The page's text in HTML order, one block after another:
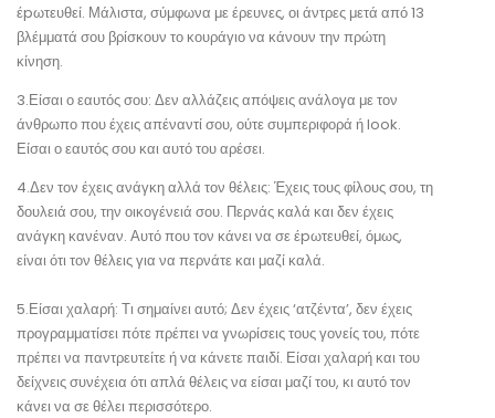
έpωτευθεί. Μάλιστα, σύμφωνα με έρευνες, οι άντρες μετά από 13
βλέμματά σου βρίσκουν το κουράγιο να κάνουν την πρώτη
κίνηση.
3.Είσαι ο εαυτός σου: Δεν αλλάζεις απόψεις ανάλογα με τον
άνθρωπο που έχεις απέναντί σου, ούτε συμπεριφορά ή look.
Είσαι ο εαυτός σου και αυτό του αρέσει.
4.Δεν τον έχεις ανάγκη αλλά τον θέλεις: Έχεις τους φίλους σου, τη
δουλειά σου, την οικογένειά σου. Περνάς καλά και δεν έχεις
ανάγκη κανέναν. Αυτό που τον κάνει να σε έpωτευθεί, όμως,
είναι ότι τον θέλεις για να περνάτε και μαζί καλά.
5.Είσαι χαλαρή: Τι σημαίνει αυτό; Δεν έχεις ‘ατζέντα’, δεν έχεις
προγραμματίσει πότε πρέπει να γνωρίσεις τους γονείς του, πότε
πρέπει να παντρευτείτε ή να κάνετε παιδί. Είσαι χαλαρή και του
δείχνεις συνέχεια ότι απλά θέλεις να είσαι μαζί του, κι αυτό τον
κάνει να σε θέλει περισσότερο.